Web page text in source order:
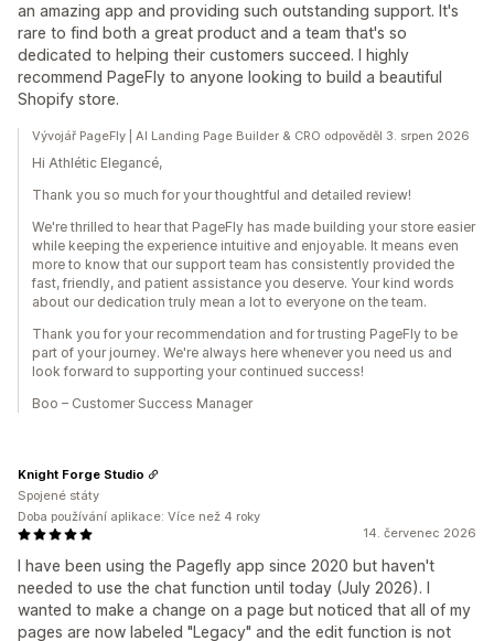
an amazing app and providing such outstanding support. It's
rare to find both a great product and a team that's so
dedicated to helping their customers succeed. I highly
recommend PageFly to anyone looking to build a beautiful
Shopify store.
Vývojář PageFly | AI Landing Page Builder & CRO odpověděl 3. srpen 2026
Hi Athlétic Elegancé,
Thank you so much for your thoughtful and detailed review!
We're thrilled to hear that PageFly has made building your store easier
while keeping the experience intuitive and enjoyable. It means even
more to know that our support team has consistently provided the
fast, friendly, and patient assistance you deserve. Your kind words
about our dedication truly mean a lot to everyone on the team.
Thank you for your recommendation and for trusting PageFly to be
part of your journey. We're always here whenever you need us and
look forward to supporting your continued success!
Boo – Customer Success Manager
14. červenec 2026
I have been using the Pagefly app since 2020 but haven't
needed to use the chat function until today (July 2026). I
wanted to make a change on a page but noticed that all of my
pages are now labeled "Legacy" and the edit function is not
Knight Forge Studio
Spojené státy
Doba používání aplikace: Více než 4 roky